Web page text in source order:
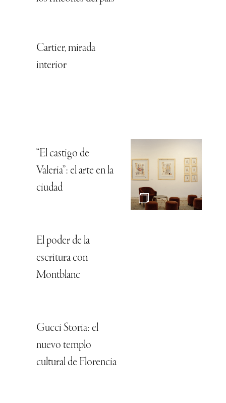
Cartier, mirada
interior
“El castigo de
Valeria”: el arte en la
ciudad
El poder de la
escritura con
Montblanc
Gucci Storia: el
nuevo templo
cultural de Florencia